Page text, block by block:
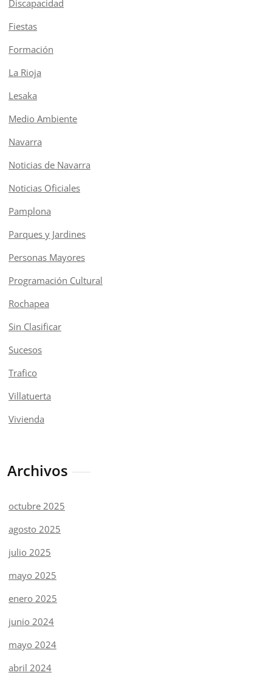
Discapacidad
Fiestas
Formación
La Rioja
Lesaka
Medio Ambiente
Navarra
Noticias de Navarra
Noticias Oficiales
Pamplona
Parques y Jardines
Personas Mayores
Programación Cultural
Rochapea
Sin Clasificar
Sucesos
Trafico
Villatuerta
Vivienda
Archivos
octubre 2025
agosto 2025
julio 2025
mayo 2025
enero 2025
junio 2024
mayo 2024
abril 2024